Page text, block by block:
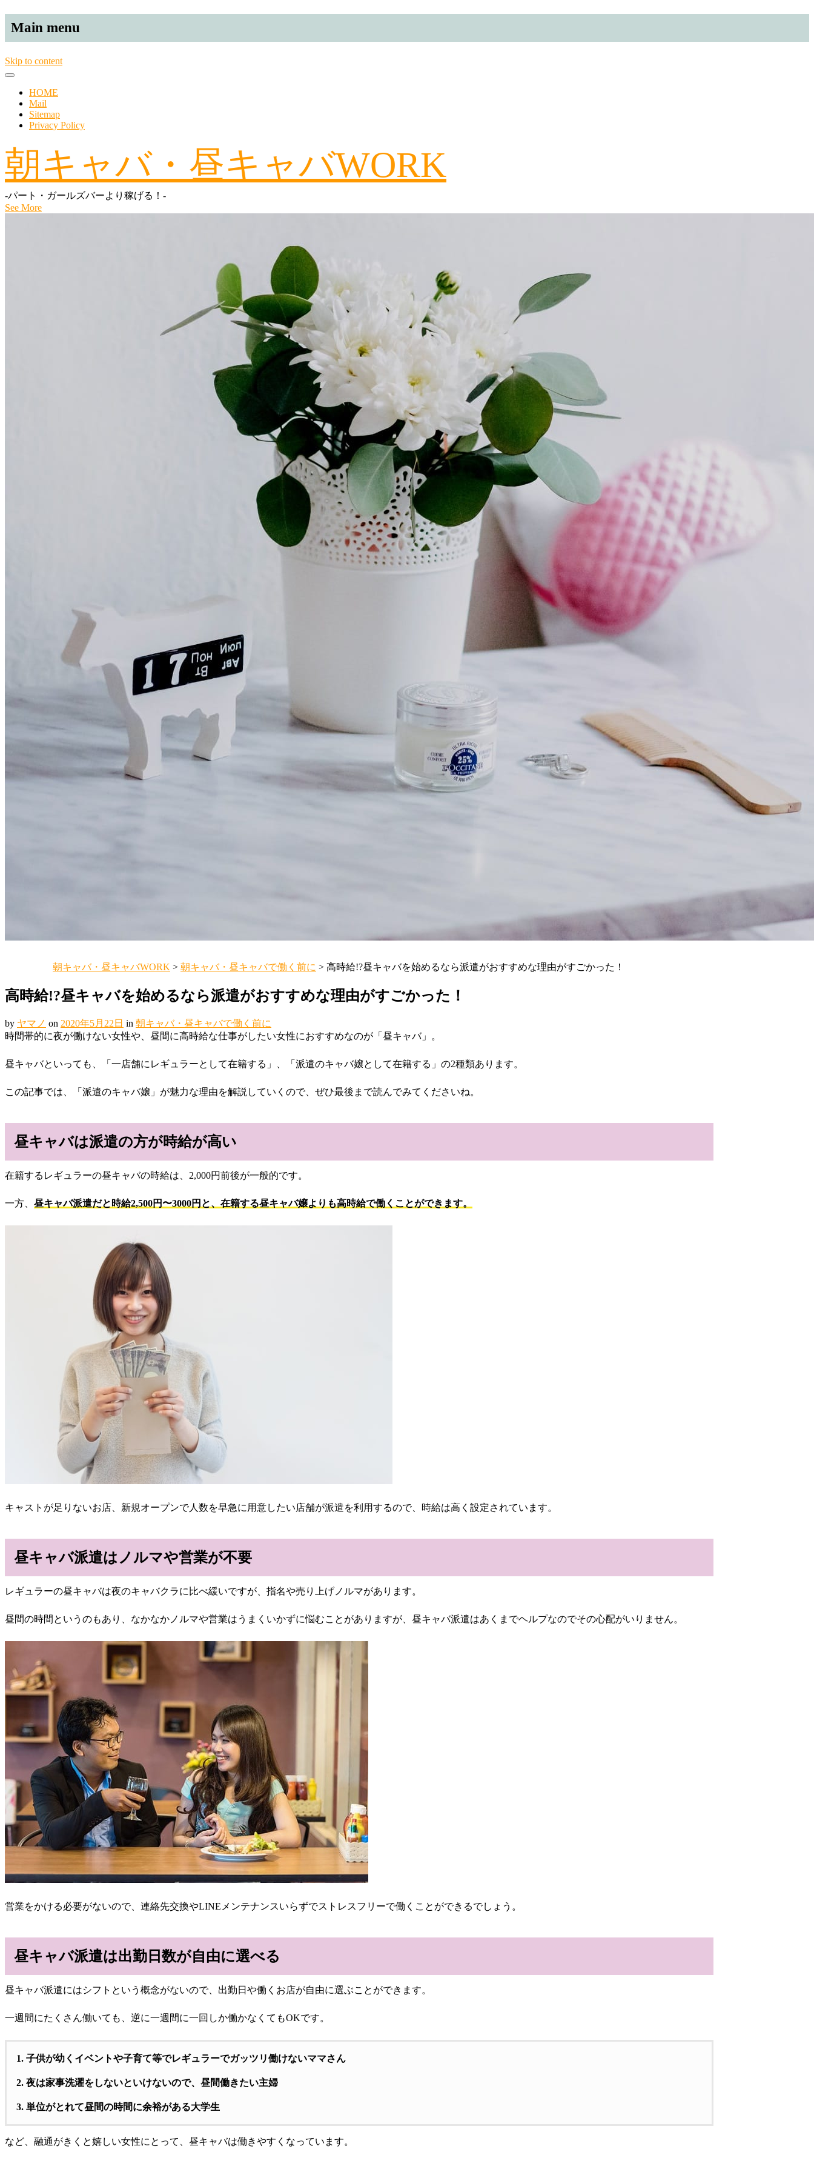
Main menu
Skip to content
HOME
Mail
Sitemap
Privacy Policy
朝キャバ・昼キャバWORK
-パート・ガールズバーより稼げる！-
See More
朝キャバ・昼キャバWORK > 朝キャバ・昼キャバで働く前に > 高時給!?昼キャバを始めるなら派遣がおすすめな理由がすごかった！
高時給!?昼キャバを始めるなら派遣がおすすめな理由がすごかった！
by ヤマノ on 2020年5月22日 in 朝キャバ・昼キャバで働く前に
時間帯的に夜が働けない女性や、昼間に高時給な仕事がしたい女性におすすめなのが「昼キャバ」。
昼キャバといっても、「一店舗にレギュラーとして在籍する」、「派遣のキャバ嬢として在籍する」の2種類あります。
この記事では、「派遣のキャバ嬢」が魅力な理由を解説していくので、ぜひ最後まで読んでみてくださいね。
昼キャバは派遣の方が時給が高い
在籍するレギュラーの昼キャバの時給は、 2,000円前後が一般的です。
一方、 昼キャバ派遣だと 時給2,500円〜3000円と、在籍する昼キャバ嬢よりも高時給で働くことができます。
キャストが足りないお店、新規オープンで人数を早急に用意したい店舗が派遣を利用するので、時給は高く設定されています。
昼キャバ派遣はノルマや営業が不要
レギュラーの昼キャバは夜のキャバクラに比べ緩いですが、 指名や売り上げノルマがあります。
昼間の時間というのもあり、なかなかノルマや営業はうまくいかずに悩むことがありますが、昼キャバ派遣はあくまでヘルプなのでその心配がいりません。
営業をかける必要がないので、連絡先交換やLINEメンテナンスいらずでストレスフリーで働くことができるでしょう。
昼キャバ派遣は出勤日数が自由に選べる
昼キャバ派遣にはシフトという概念がないので、 出勤日や働くお店が自由に選ぶことができます。
一週間にたくさん働いても、逆に一週間に一回しか働かなくてもOKです。
子供が幼くイベントや子育て等でレギュラーでガッツリ働けないママさん
夜は家事洗濯をしないといけないので、昼間働きたい主婦
単位がとれて昼間の時間に余裕がある大学生
など、融通がきくと嬉しい女性にとって、昼キャバは働きやすくなっています。